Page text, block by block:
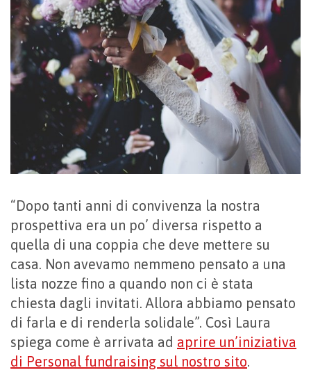
“Dopo tanti anni di convivenza la nostra
prospettiva era un po’ diversa rispetto a
quella di una coppia che deve mettere su
casa. Non avevamo nemmeno pensato a una
lista nozze fino a quando non ci è stata
chiesta dagli invitati. Allora abbiamo pensato
di farla e di renderla solidale”. Così Laura
spiega come è arrivata ad aprire un’iniziativa
di Personal fundraising sul nostro sito.